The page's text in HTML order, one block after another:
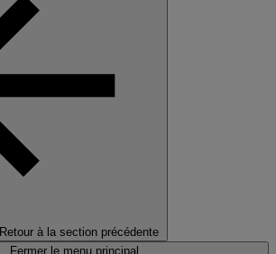
Retour à la section précédente
Fermer le menu principal